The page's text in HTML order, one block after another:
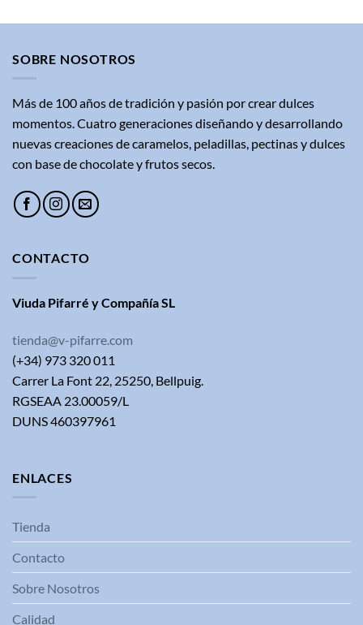
SOBRE NOSOTROS
Más de 100 años de tradición y pasión por crear dulces
momentos. Cuatro generaciones diseñando y desarrollando
nuevas creaciones de caramelos, peladillas, pectinas y dulces
con base de chocolate y frutos secos.
CONTACTO
Viuda Pifarré y Compañía SL
tienda@v-pifarre.com
(+34) 973 320 011
Carrer La Font 22, 25250, Bellpuig.
RGSEAA 23.00059/L
DUNS 460397961
ENLACES
Tienda
Contacto
Sobre Nosotros
Calidad